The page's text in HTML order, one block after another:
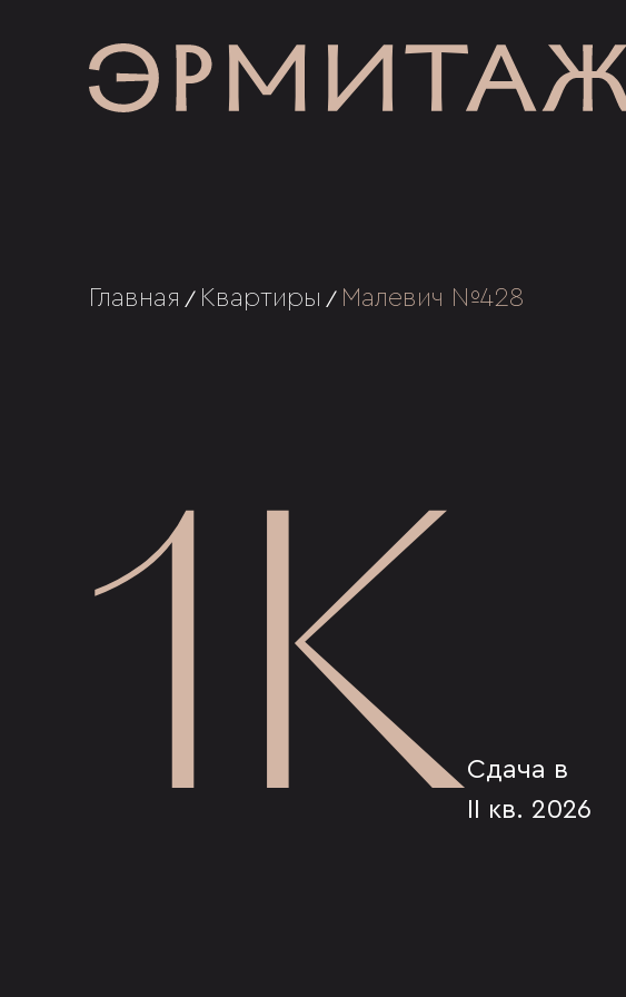
Главная / Квартиры / Малевич №428
1КСдача в
II кв. 2026